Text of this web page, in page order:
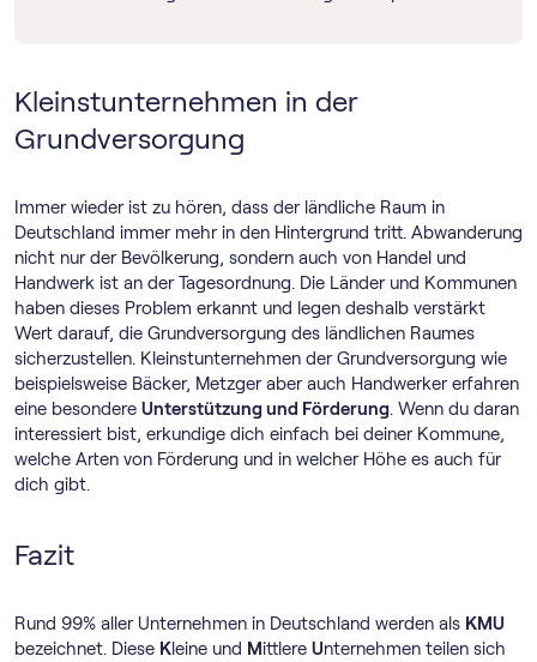
Kleinstunternehmen in der
Grundversorgung
Immer wieder ist zu hören, dass der ländliche Raum in
Deutschland immer mehr in den Hintergrund tritt. Abwanderung
nicht nur der Bevölkerung, sondern auch von Handel und
Handwerk ist an der Tagesordnung. Die Länder und Kommunen
haben dieses Problem erkannt und legen deshalb verstärkt
Wert darauf, die Grundversorgung des ländlichen Raumes
sicherzustellen. Kleinstunternehmen der Grundversorgung wie
beispielsweise Bäcker, Metzger aber auch Handwerker erfahren
eine besondere Unterstützung und Förderung. Wenn du daran
interessiert bist, erkundige dich einfach bei deiner Kommune,
welche Arten von Förderung und in welcher Höhe es auch für
dich gibt.
Fazit
Rund 99% aller Unternehmen in Deutschland werden als KMU
bezeichnet. Diese Kleine und M ittlere Unternehmen teilen sich